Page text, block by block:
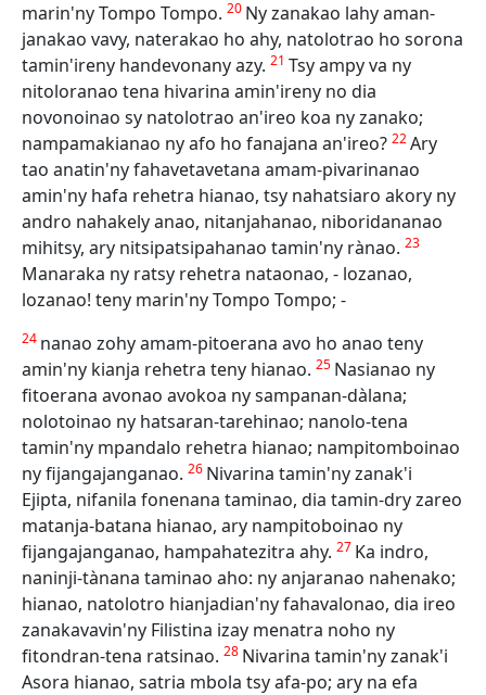
marin'ny Tompo Tompo. 20 Ny zanakao lahy aman-
janakao vavy, naterakao ho ahy, natolotrao ho sorona
tamin'ireny handevonany azy. 21 Tsy ampy va ny
nitoloranao tena hivarina amin'ireny no dia
novonoinao sy natolotrao an'ireo koa ny zanako;
nampamakianao ny afo ho fanajana an'ireo? 22Ary
tao anatin'ny fahavetavetana amam-pivarinanao
amin'ny hafa rehetra hianao, tsy nahatsiaro akory ny
andro nahakely anao, nitanjahanao, niboridananao
mihitsy, ary nitsipatsipahanao tamin'ny rànao. 23
Manaraka ny ratsy rehetra nataonao, - lozanao,
lozanao! teny marin'ny Tompo Tompo; -
24 nanao zohy amam-pitoerana avo ho anao teny
amin'ny kianja rehetra teny hianao. 25 Nasianao ny
fitoerana avonao avokoa ny sampanan-dàlana;
nolotoinao ny hatsaran-tarehinao; nanolo-tena
tamin'ny mpandalo rehetra hianao; nampitomboinao
ny fijangajanganao. 26 Nivarina tamin'ny zanak'i
Ejipta, nifanila fonenana taminao, dia tamin-dry zareo
matanja-batana hianao, ary nampitoboinao ny
fijangajanganao, hampahatezitra ahy. 27 Ka indro,
naninji-tànana taminao aho: ny anjaranao nahenako;
hianao, natolotro hianjadian'ny fahavalonao, dia ireo
zanakavavin'ny Filistina izay menatra noho ny
fitondran-tena ratsinao. 28 Nivarina tamin'ny zanak'i
Asora hianao, satria mbola tsy afa-po; ary na efa